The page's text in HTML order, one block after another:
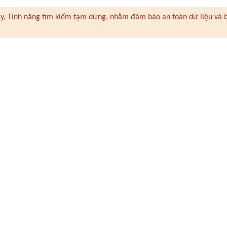
Tính năng tìm kiếm tạm dừng, nhằm đảm bảo an toàn dữ liệu và